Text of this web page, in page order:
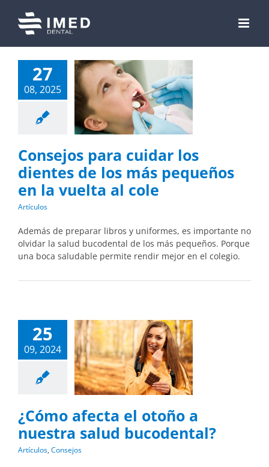
content
27
08, 2025
Consejos para cuidar los
dientes de los más pequeños
en la vuelta al cole
Artículos
Además de preparar libros y uniformes, es importante no
olvidar la salud bucodental de los más pequeños. Porque
una boca saludable permite rendir mejor en el colegio.
25
09, 2024
¿Cómo afecta el otoño a
nuestra salud bucodental?
Artículos, Consejos